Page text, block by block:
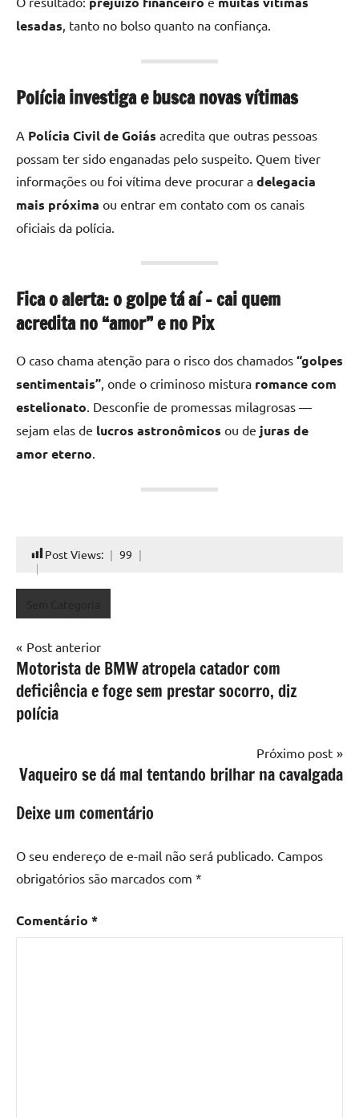
lesadas, tanto no bolso quanto na confiança.
Polícia investiga e busca novas vítimas
A Polícia Civil de Goiás acredita que outras pessoas
possam ter sido enganadas pelo suspeito. Quem tiver
informações ou foi vítima deve procurar a delegacia
mais próxima ou entrar em contato com os canais
oficiais da polícia.
Fica o alerta: o golpe tá aí – cai quem
acredita no “amor” e no Pix
O caso chama atenção para o risco dos chamados “golpes
sentimentais”, onde o criminoso mistura romance com
estelionato. Desconfie de promessas milagrosas —
sejam elas de lucros astronômicos ou de juras de
amor eterno.
Post Views: 99
Navegação
de
Post
Post anterior
Motorista de BMW atropela catador com
deficiência e foge sem prestar socorro, diz
polícia
Próximo post
Vaqueiro se dá mal tentando brilhar na cavalgada
Deixe um comentário
O seu endereço de e-mail não será publicado. Campos
obrigatórios são marcados com *
Comentário *